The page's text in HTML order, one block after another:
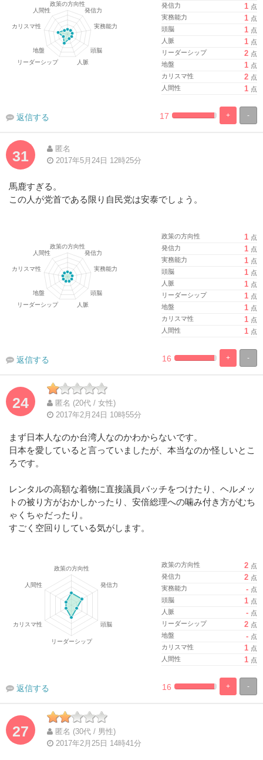
発信力 1 点
実務能力
1 点
頭脳
1 点
人脈
1 点
リーダーシップ
2 点
地盤
1 点
カリスマ性
2 点
人間性
1 点
-
+
%
100%
17
返信する
31
匿名
2017年5月24日 12時25分
馬鹿すぎる。
この人が党首である限り自民党は安泰でしょう。
政策の方向性 1 点
発信力
1 点
実務能力
1 点
頭脳
1 点
人脈
1 点
リーダーシップ
1 点
地盤
1 点
カリスマ性
1 点
人間性
1 点
-
+
%
100%
16
返信する
24
匿名 (20代 / 女性)
2017年2月24日 10時55分
まず日本人なのか台湾人なのかわからないです。
日本を愛していると言っていましたが、本当なのか怪しいとこ
ろです。
レンタルの高額な着物に直接議員バッチをつけたり、ヘルメッ
トの被り方がおかしかったり、安倍総理への噛み付き方がむち
ゃくちゃだったり。
すごく空回りしている気がします。
政策の方向性 2 点
発信力
2 点
実務能力
- 点
頭脳
1 点
人脈
- 点
リーダーシップ
2 点
地盤
- 点
カリスマ性
1 点
人間性
1 点
-
+
%
100%
16
返信する
27
匿名 (30代 / 男性)
2017年2月25日 14時41分